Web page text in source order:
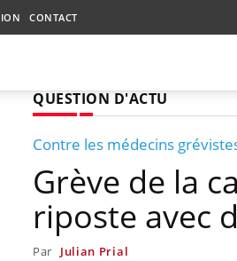
CONTACT
QUESTION D'ACTU
Contre les médecins
Grève de la
riposte avec
Par Julian Prial